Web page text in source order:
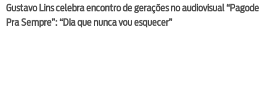
Gustavo Lins celebra encontro de gerações no audiovisual “Pagode
Pra Sempre”: “Dia que nunca vou esquecer”